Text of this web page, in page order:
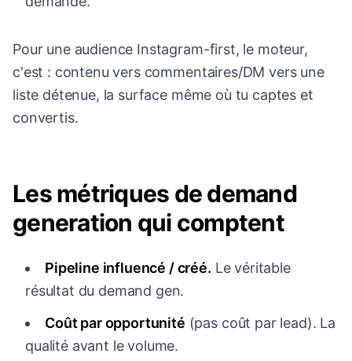
Pour une audience Instagram-first, le moteur,
c'est : contenu vers commentaires/DM vers une
liste détenue, la surface même où tu captes et
convertis.
Les métriques de demand
generation qui comptent
Pipeline influencé / créé. Le véritable
résultat du demand gen.
Coût par opportunité (pas coût par lead). La
qualité avant le volume.